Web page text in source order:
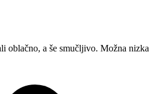
oblačno, a še smučljivo. Možna nizka